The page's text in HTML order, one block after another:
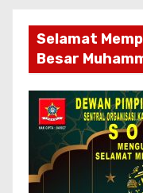
Selamat
Besar